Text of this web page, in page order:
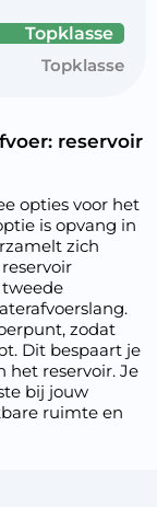
Topklasse
Topklasse
reservoir
opties voor het
is opvang in
zich
zodat
Dit bespaart je
het reservoir. Je
bij jouw
ruimte en